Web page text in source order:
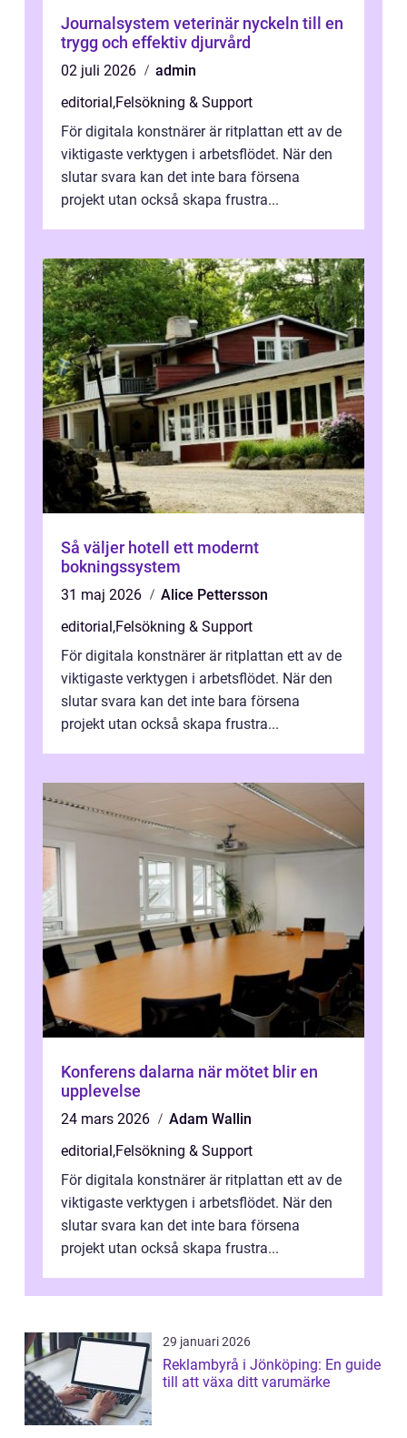
Journalsystem veterinär nyckeln till en
trygg och effektiv djurvård
02 juli 2026
admin
editorial ,Felsökning & Support
För digitala konstnärer är ritplattan ett av de
viktigaste verktygen i arbetsflödet. När den
slutar svara kan det inte bara försena
projekt utan också skapa frustra...
Så väljer hotell ett modernt
bokningssystem
31 maj 2026
Alice Pettersson
editorial ,Felsökning & Support
För digitala konstnärer är ritplattan ett av de
viktigaste verktygen i arbetsflödet. När den
slutar svara kan det inte bara försena
projekt utan också skapa frustra...
Konferens dalarna när mötet blir en
upplevelse
24 mars 2026
Adam Wallin
editorial ,Felsökning & Support
För digitala konstnärer är ritplattan ett av de
viktigaste verktygen i arbetsflödet. När den
slutar svara kan det inte bara försena
projekt utan också skapa frustra...
29 januari 2026
Reklambyrå i Jönköping: En guide
till att växa ditt varumärke